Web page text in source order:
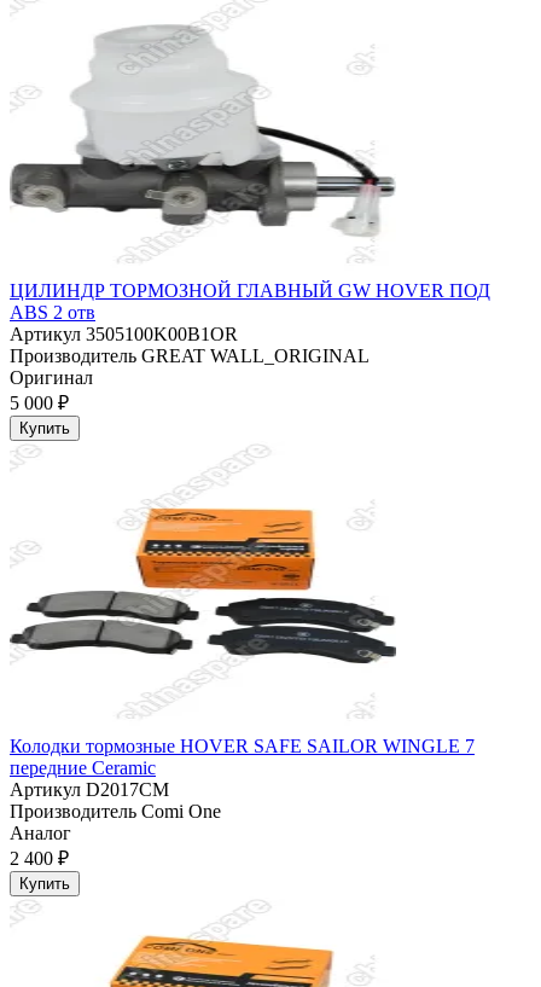
ЦИЛИНДР ТОРМОЗНОЙ ГЛАВНЫЙ GW HOVER ПОД
ABS 2 отв
Артикул 3505100K00B1OR
Производитель GREAT WALL_ORIGINAL
Оригинал
5 000 ₽
Купить
Колодки тормозные HOVER SAFE SAILOR WINGLE 7
передние Ceramic
Артикул D2017CM
Производитель Comi One
Аналог
2 400 ₽
Купить